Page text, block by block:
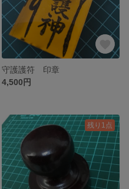
守護護符 印章
4,500円
残り1点